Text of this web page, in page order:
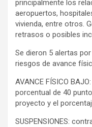
principalmente los
aeropuertos,
vivienda, entre otros.
retrasos o posibles
Se dieron 5 alertas
riesgos de avance
AVANCE FÍSICO
porcentual de 40
proyecto y el
SUSPENSIONES: